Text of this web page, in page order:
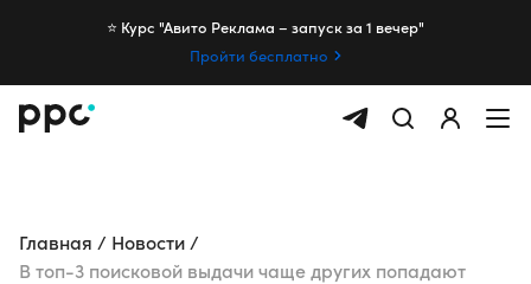
⭐️ Курс "Авито Реклама – запуск за 1 вечер"
Пройти бесплатно
Главная
Новости
В топ-3 поисковой выдачи чаще других попадают